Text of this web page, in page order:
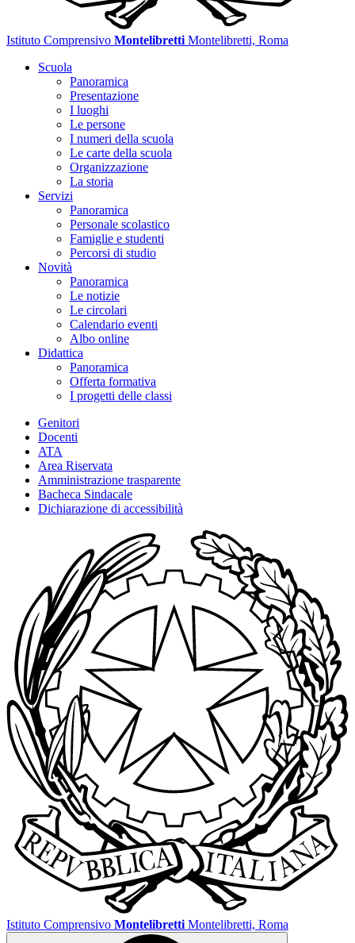
Istituto Comprensivo Montelibretti Montelibretti, Roma
Scuola
Panoramica
Presentazione
I luoghi
Le persone
I numeri della scuola
Le carte della scuola
Organizzazione
La storia
Servizi
Panoramica
Personale scolastico
Famiglie e studenti
Percorsi di studio
Novità
Panoramica
Le notizie
Le circolari
Calendario eventi
Albo online
Didattica
Panoramica
Offerta formativa
I progetti delle classi
Genitori
Docenti
ATA
Area Riservata
Amministrazione trasparente
Bacheca Sindacale
Dichiarazione di accessibilità
Istituto Comprensivo Montelibretti Montelibretti, Roma